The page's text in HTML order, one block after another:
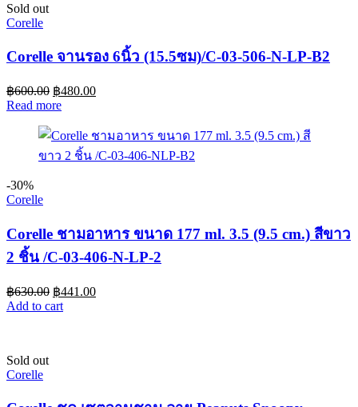
Sold out
Corelle
Corelle จานรอง 6นิ้ว (15.5ซม)/C-03-506-N-LP-B2
฿600.00 ฿480.00
Read more
-30%
Corelle
Corelle ชามอาหาร ขนาด 177 ml. 3.5 (9.5 cm.) สีขาว
2 ชิ้น /C-03-406-N-LP-2
฿630.00 ฿441.00
Add to cart
Sold out
Corelle